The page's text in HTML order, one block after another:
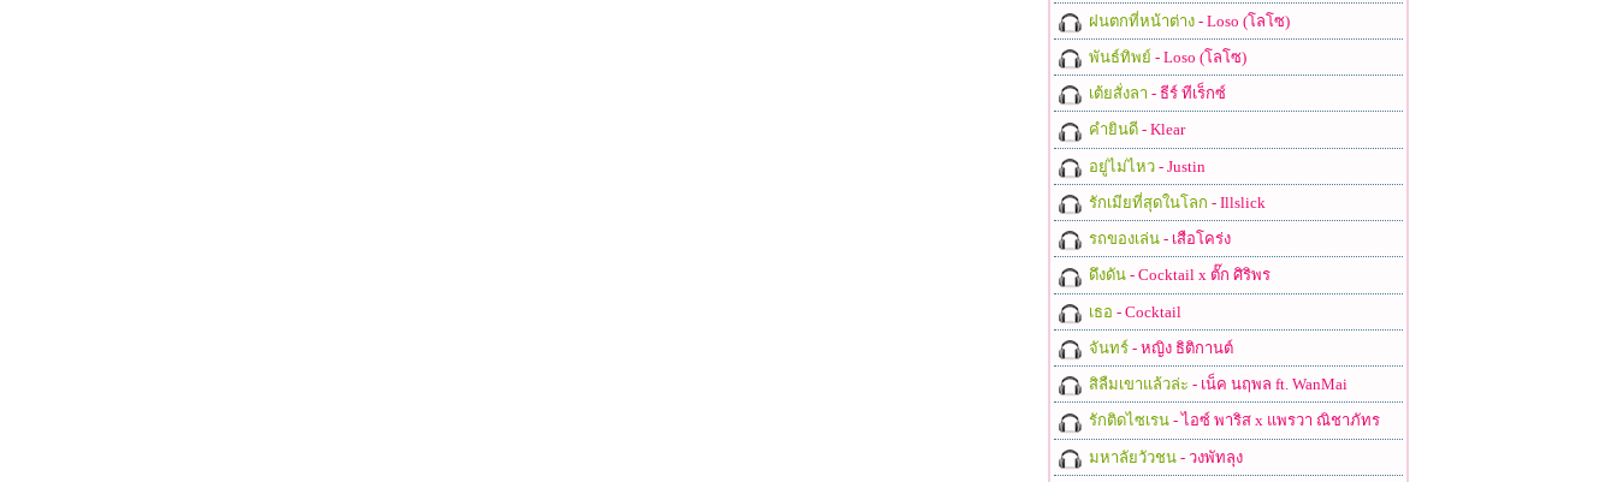
ฝนตกที่หน้าต่าง- Loso (โลโซ)
พันธ์ทิพย์ - Loso (โลโซ)
เต้ยสั่งลา - ธีร์ ทีเร็กซ์
คำยินดี- Klear
อยู่ไม่ไหว- Justin
รักเมียที่สุดในโลก - Illslick
รถของเล่น- เสือโคร่ง
ดึงดัน- Cocktail x ตั๊ก ศิริพร
เธอ - Cocktail
จันทร์- หญิง ธิติกานต์
สิลืมเขาแล้วล่ะ - เน็ค นฤพล ft. WanMai
รักติดไซเรน- ไอซ์ พาริส x แพรวา ณิชาภัทร
มหาลัยวัวชน- วงพัทลุง